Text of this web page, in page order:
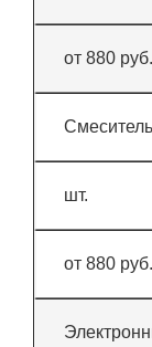
от 880 руб.
шт.
от 880 руб.